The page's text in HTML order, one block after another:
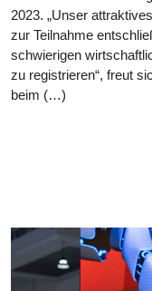
2023. „Unser
zur Teilnahme
schwierigen
zu registrieren“, freut
beim (…)